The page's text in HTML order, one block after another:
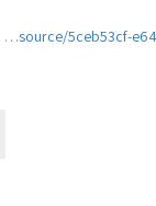
https://opendata.haifa.muni.il/dataset/